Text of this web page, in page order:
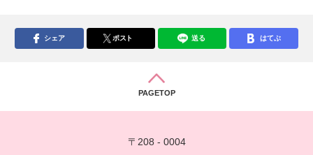
シェア ポスト 送る はてぶ
PAGETOP
〒208 - 0004